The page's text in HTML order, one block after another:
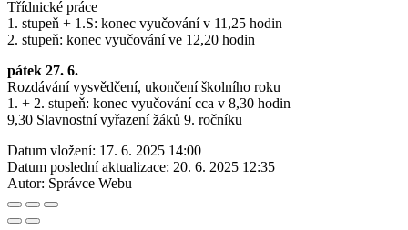
Třídnické práce
1. stupeň + 1.S: konec vyučování v 11,25 hodin
2. stupeň: konec vyučování ve 12,20 hodin
pátek 27. 6.
Rozdávání vysvědčení, ukončení školního roku
1. + 2. stupeň: konec vyučování cca v 8,30 hodin
9,30 Slavnostní vyřazení žáků 9. ročníku
Datum vložení: 17. 6. 2025 14:00
Datum poslední aktualizace: 20. 6. 2025 12:35
Autor: Správce Webu